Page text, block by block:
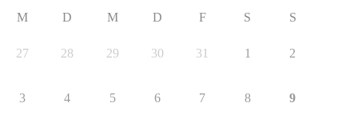
M D M D F S S
27 28 29 30 31 1 2
3 4 5 6 7 8 9